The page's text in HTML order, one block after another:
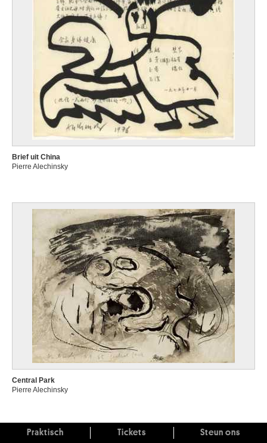
Brief uit China
Pierre Alechinsky
Central Park
Pierre Alechinsky
Praktisch Tickets Steun ons